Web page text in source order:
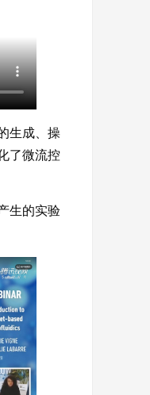
生成、操
了微流控
生的实验